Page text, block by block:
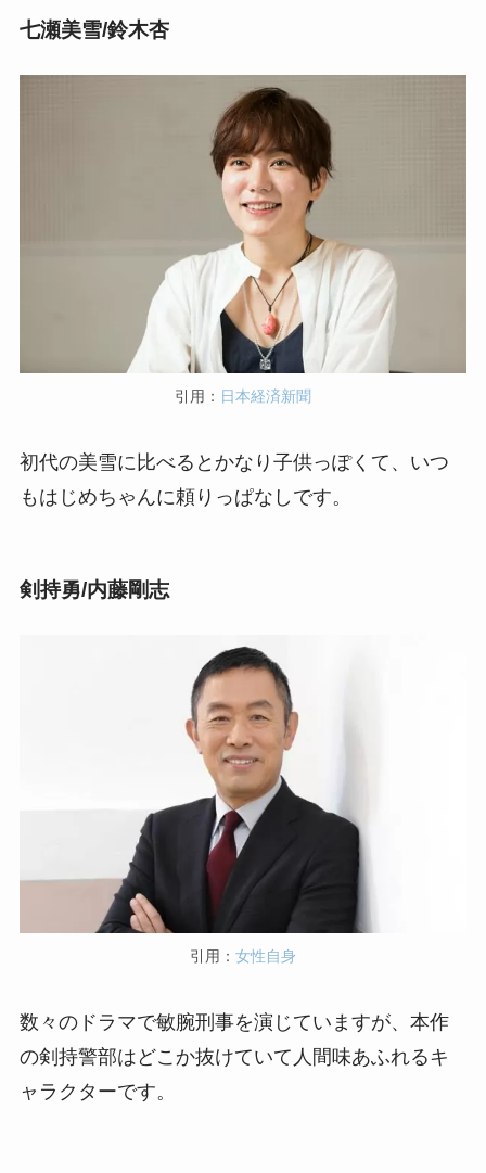
七瀬美雪/鈴木杏
引用： 日本経済新聞
初代の美雪に比べるとかなり子供っぽくて、いつ
もはじめちゃんに頼りっぱなしです。
剣持勇/内藤剛志
引用： 女性自身
数々のドラマで敏腕刑事を演じていますが、本作
の剣持警部はどこか抜けていて人間味あふれるキ
ャラクターです。